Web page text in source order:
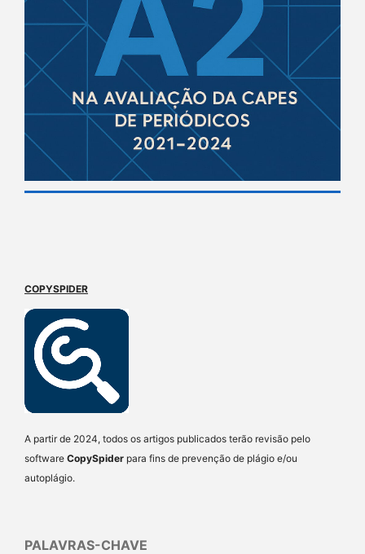
COPYSPIDER
A partir de 2024, todos os artigos publicados terão revisão pelo
software CopySpider para fins de prevenção de plágio e/ou
autoplágio.
PALAVRAS-CHAVE